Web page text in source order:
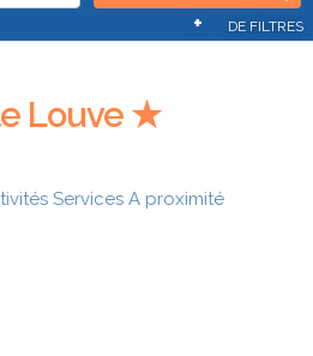
+ DE FILTRES
Louve ★
Services A proximité